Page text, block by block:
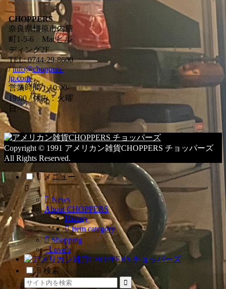
去
の
ブ
ロ
グ
カ
テ
ゴ
リ
ー
一
覧
CHOPPERS
奈良県橿原市内膳
町1-5-6 Macビル
ディング2F
TEL: 0744-29-8600
/info@choppers-
jp.com
営業時間：10:00-
19:00 / 休み：火曜
日
Copyright © 1991 アメリカン雑貨CHOPPERS チョッパーズ
All Rights Reserved.
メニュー
News
About CHOPPERS
History
Item category
Shopping
Love’s
検索